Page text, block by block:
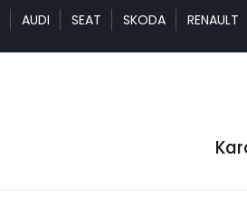
AUDI SEAT SKODA RENAULT